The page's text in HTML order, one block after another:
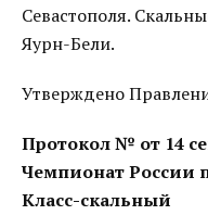
Севастополя.
Яурн-Бели.
Утверждено
Протокол № от 14
Чемпионат России
Класс-скальный